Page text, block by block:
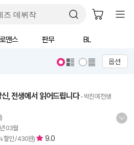
로맨스 판무 BL
옵션
, 전생에서 읽어드립니다- 박진여 전생
03월
할인 / 430원) 9.0